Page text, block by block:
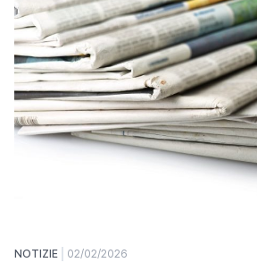
NOTIZIE 02/02/2026